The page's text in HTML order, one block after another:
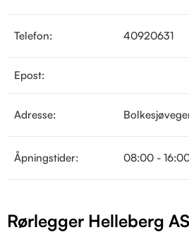
Telefon: 40920631
Epost:
Adresse:
Åpningstider: 08:00 -
Rørlegger Helleberg